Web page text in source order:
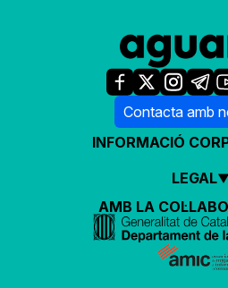
Contacta amb
INFORMACIÓ
LEGAL
AMB LA